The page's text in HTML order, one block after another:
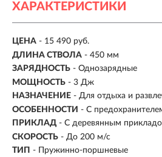
ХАРАКТЕРИСТИКИ
ЦЕНА - 15 490 руб.
ДЛИНА СТВОЛА - 450 мм
ЗАРЯДНОСТЬ - Однозарядные
МОЩНОСТЬ - 3 Дж
НАЗНАЧЕНИЕ - Для отдыха и
ОСОБЕННОСТИ - С
ПРИКЛАД - С деревянным
СКОРОСТЬ - До 200 м/с
ТИП - Пружинно-поршневые